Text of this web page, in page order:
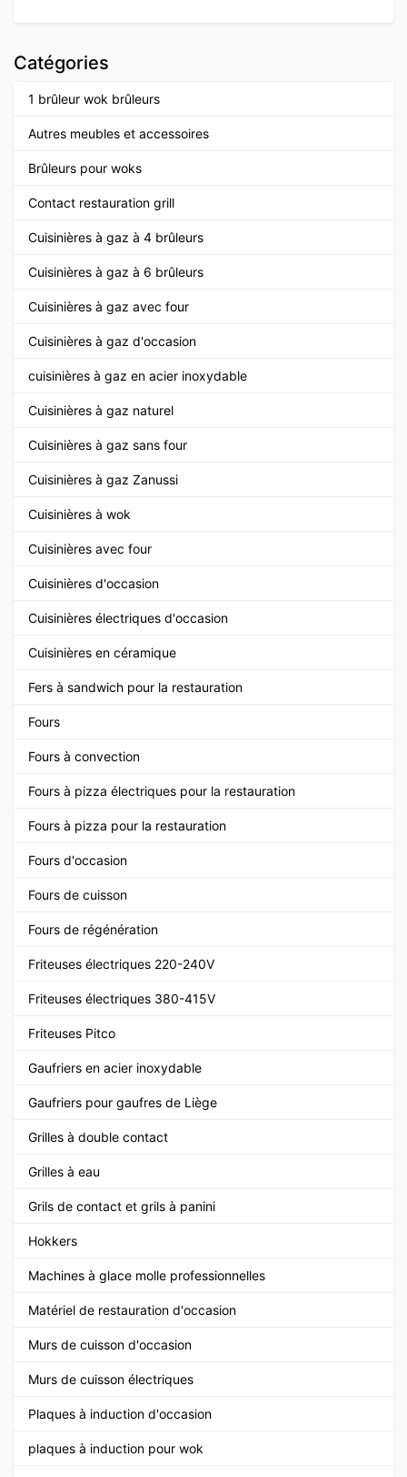
Catégories
1 brûleur wok brûleurs
Autres meubles et accessoires
Brûleurs pour woks
Contact restauration grill
Cuisinières à gaz à 4 brûleurs
Cuisinières à gaz à 6 brûleurs
Cuisinières à gaz avec four
Cuisinières à gaz d'occasion
cuisinières à gaz en acier inoxydable
Cuisinières à gaz naturel
Cuisinières à gaz sans four
Cuisinières à gaz Zanussi
Cuisinières à wok
Cuisinières avec four
Cuisinières d'occasion
Cuisinières électriques d'occasion
Cuisinières en céramique
Fers à sandwich pour la restauration
Fours
Fours à convection
Fours à pizza électriques pour la restauration
Fours à pizza pour la restauration
Fours d'occasion
Fours de cuisson
Fours de régénération
Friteuses électriques 220-240V
Friteuses électriques 380-415V
Friteuses Pitco
Gaufriers en acier inoxydable
Gaufriers pour gaufres de Liège
Grilles à double contact
Grilles à eau
Grils de contact et grils à panini
Hokkers
Machines à glace molle professionnelles
Matériel de restauration d'occasion
Murs de cuisson d'occasion
Murs de cuisson électriques
Plaques à induction d'occasion
plaques à induction pour wok